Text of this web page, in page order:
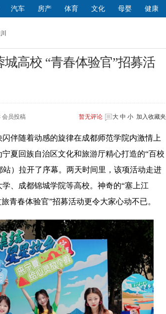
汽车 房产 体育 文化 母婴 健康
高校 “青春体验官”招募活
会员投稿 大 中 小 加入收藏夹
暂无评论
伴随着动感的旋律在成都师范学院内激情上
夏回族自治区文化和旅游厅精心打造的“百校
站）拉开了序幕。两天时间里，该项活动走进
、成都锦城学院等高校。神奇的“塞上江
青春体验官”招募活动更令大家心动不已。